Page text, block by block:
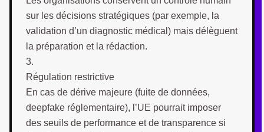
sur les décisions stratégiques (par exemple, la
validation d’un diagnostic médical) mais délèguent
la préparation et la rédaction.
Régulation restrictive
En cas de dérive majeure (fuite de données,
deepfake réglementaire), l’UE pourrait imposer
des seuils de performance et de transparence si